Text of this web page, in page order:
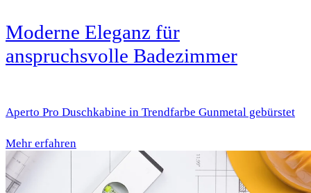
Moderne Eleganz für
anspruchsvolle Badezimmer
Aperto Pro Duschkabine in Trendfarbe Gunmetal gebürstet
Mehr erfahren